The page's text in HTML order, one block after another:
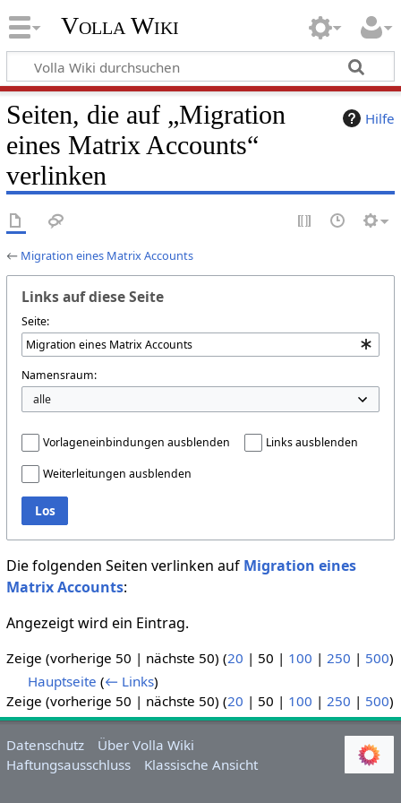
Volla Wiki
Hilfe
Seiten, die auf „Migration
eines Matrix Accounts“
verlinken
← Migration eines Matrix Accounts
Links auf diese Seite
Seite:
Namensraum:
Vorlageneinbindungen ausblenden Links ausblenden
Weiterleitungen ausblenden
Los
Die folgenden Seiten verlinken auf Migration eines
Matrix Accounts:
Angezeigt wird ein Eintrag.
Zeige (vorherige 50 | nächste 50) (20 | 50 | 100 | 250 | 500)
Hauptseite (← Links)
Zeige (vorherige 50 | nächste 50) (20 | 50 | 100 | 250 | 500)
Datenschutz
Über Volla Wiki
Haftungsausschluss
Klassische Ansicht